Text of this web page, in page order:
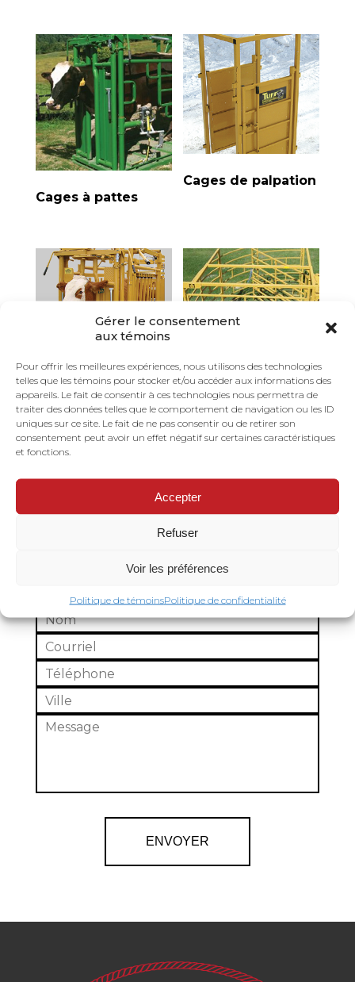
Gérer le consentement
aux témoins
Pour offrir les meilleures expériences, nous utilisons des technologies
telles que les témoins pour stocker et/ou accéder aux informations des
appareils. Le fait de consentir à ces technologies nous permettra de
traiter des données telles que le comportement de navigation ou les ID
uniques sur ce site. Le fait de ne pas consentir ou de retirer son
consentement peut avoir un effet négatif sur certaines caractéristiques
et fonctions.
Accepter
Refuser
Voir les préférences
Politique de témoinsPolitique de confidentialité
Cages à pattes
Cages de palpation
Cages de
contention
Cages de velâge
DEMANDE DE SOUMISSION